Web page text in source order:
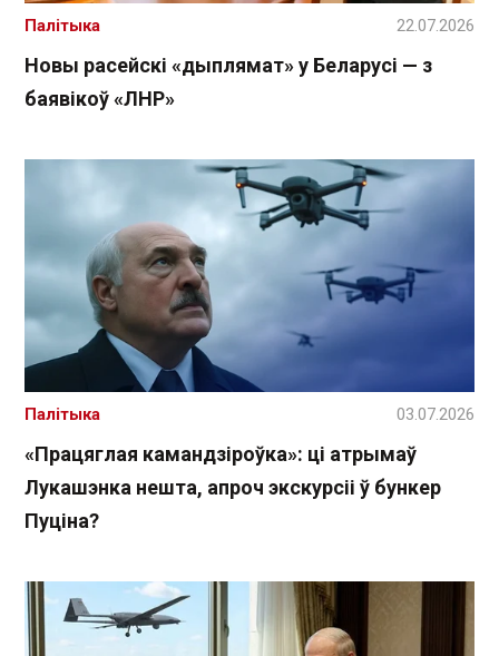
Новы расейскі «дыплямат» у Беларусі — з
баявікоў «ЛНР»
Палітыка 22.07.2026
«Працяглая камандзіроўка»: ці атрымаў
Лукашэнка нешта, апроч экскурсіі ў бункер
Пуціна?
Палітыка 03.07.2026